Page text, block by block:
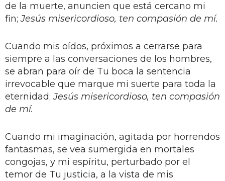
de la muerte, anuncien que está cercano mi
fin;Jesús misericordioso, ten compasión de mí.
Cuando mis oídos, próximos a cerrarse para
siempre a las conversaciones de los hombres,
se abran para oír de Tu boca la sentencia
irrevocable que marque mi suerte para toda la
eternidad;Jesús misericordioso, ten compasión
de mí.
Cuando mi imaginación, agitada por horrendos
fantasmas, se vea sumergida en mortales
congojas, y mi espíritu, perturbado por el
temor de Tu justicia, a la vista de mis